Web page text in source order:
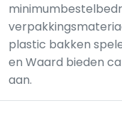
plastic bakken
en Waard bieden
aan.